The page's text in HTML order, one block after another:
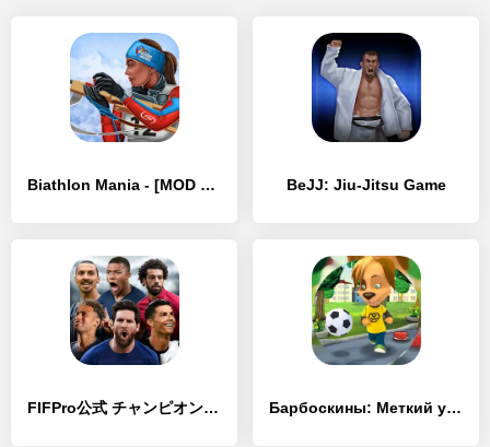
Biathlon Mania - [MOD Много денег] BeJJ: Jiu-Jitsu Game
FIFPro公式 チャンピオンイレブン - [MOD Много монет] Барбоскины: Меткий удар - [MOD Много монет]